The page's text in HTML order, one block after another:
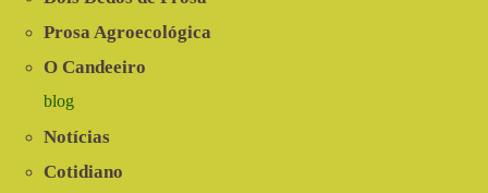
Prosa Agroecológica
O Candeeiro
blog
Notícias
Cotidiano